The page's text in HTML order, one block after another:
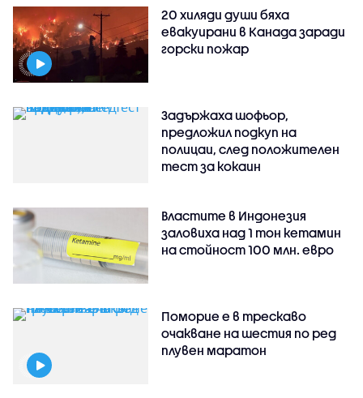
20 хиляди души бяха
евакуирани в Канада заради
горски пожар
Задържаха шофьор,
предложил подкуп на
полицаи, след положителен
тест за кокаин
Властите в Индонезия
заловиха над 1 тон кетамин
на стойност 100 млн. евро
Поморие е в трескаво
очакване на шестия по ред
плувен маратон